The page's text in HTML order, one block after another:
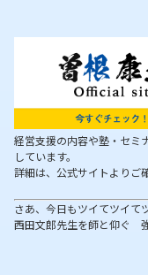
経営支援の内容や塾・セミ
しています。
詳細は、公式サイトよりご
さあ、今日もツイてツイて
西田文郎先生を師と仰ぐ